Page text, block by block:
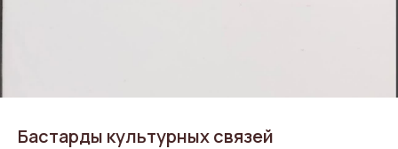
Бастарды культурных связей